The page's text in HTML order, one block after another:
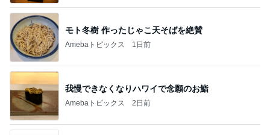
モト冬樹 作ったじゃこ天そばを絶賛
Amebaトピックス 1日前
我慢できなくなりハワイで念願のお鮨
Amebaトピックス 2日前